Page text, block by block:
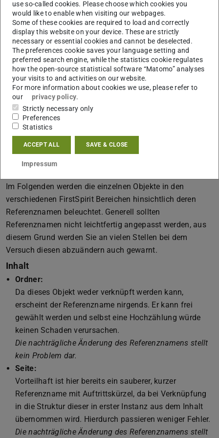
Baumansicht hierfür den KontextmenübefehlExtras ->
Verwendung anzeigenauf (alternativ Tastenkombination:
Strg+U). Siehe Screenshot anbei.
Falls das Objekt keine Verwendungen aufweist, können
Sie den Referenznamen unter Beachtung weiterer
genannter Risiken anpassen.
Sollte es Verwendungen geben, so lassen Sie das
Infofenster hierzu offen, damit Sie im Anschluss an die
Umbenennung, entsprechende Objekte öffnen und die
Verknüpfungen korrigieren können.
Welcher Referenzname wofür und welcher darf
nachträglich geändert werden?
Im Folgenden werden die einzelnen Objekte in den
verschiedenen FirstSpirit Bereichen hinsichtlich deren
Referenznamen beleuchtet. Generell sollten
Referenznamen nicht leichtfertig angepasst werden, aus
diesem Grund werden Sie an vielen Stellen bei dem
Versuch diesen abzuändern auch gewarnt.
Inhalt
Ordner:
Da dieses Objekt weder verknüpft werden kann,
erscheint der Referenzname nirgends. Er kann frei
gewählt werden und selbst eine Hochzählung würde
keinen Schaden verursachen.
Die nachträgliche Änderung des Referenznamens stellt
kein Problem dar.
Seite:
Vorteilhaft ist hier bereits ein sauberer, kurzer
Referenzname mit Auftrittskürzel, da bei Verknüpfung
in die Struktur dieser in erster Instanz aus dem Inhalt
übernommen wird. Hierdurch passieren weniger Fehler.
Die nachträgliche Änderung des Referenznamens stellt
use so-called cookies. Please choose which cookies you
would like to enable when visiting our webpages.
Some of these cookies are required to load and correctly
display this website on your device. These are strictly
necessary or essential cookies and cannot be deselected.
The preferences cookie saves your language setting and
preferred search engine, while the statistics cookie regulates
how the open-source statistical software “Matomo” analyses
your visits to and activities on our website.
For more information about cookies we use, please refer to
our
privacy policy.
Strictly necessary only
Preferences
Statistics
ACCEPT ALL SAVE & CLOSE
Impressum